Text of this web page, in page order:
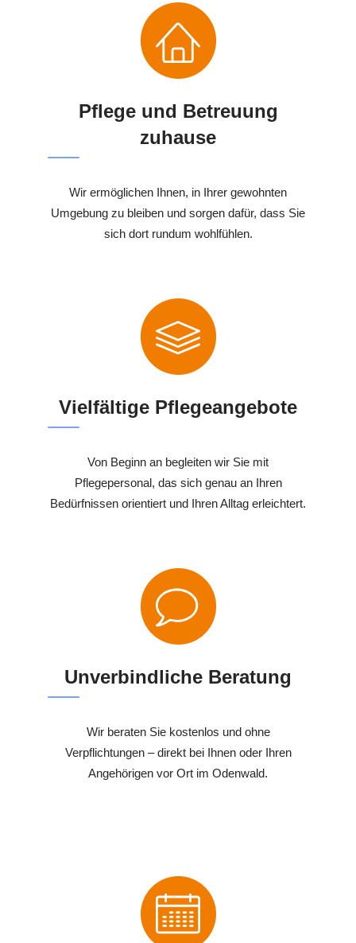
Pflege und Betreuung
zuhause
Wir ermöglichen Ihnen, in Ihrer gewohnten
Umgebung zu bleiben und sorgen dafür, dass Sie
sich dort rundum wohlfühlen.
Vielfältige Pflegeangebote
Von Beginn an begleiten wir Sie mit
Pflegepersonal, das sich genau an Ihren
Bedürfnissen orientiert und Ihren Alltag erleichtert.
Unverbindliche Beratung
Wir beraten Sie kostenlos und ohne
Verpflichtungen – direkt bei Ihnen oder Ihren
Angehörigen vor Ort im Odenwald.